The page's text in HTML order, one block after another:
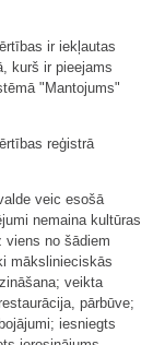
ir iekļautas
kurš ir pieejams
"Mantojums"
reģistrā
veic esošā
nemaina kultūras
viens no šādiem
mākslinieciskās
veikta
pārbūve;
iesniegts